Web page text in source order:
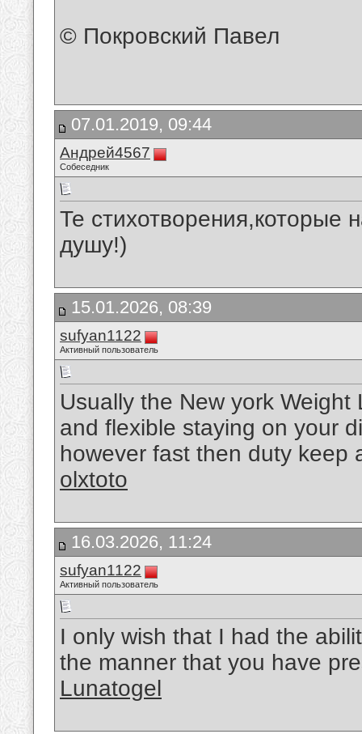
© Покровский Павел
07.01.2019, 09:44
Андрей4567
Собеседник
Те стихотворения,которые
душу!)
15.01.2026, 08:39
sufyan1122
Активный пользователь
Usually the New york
and flexible staying on your
however fast then duty keep
olxtoto
16.03.2026, 11:24
sufyan1122
Активный пользователь
I only wish that I had the
the manner that you have
Lunatogel